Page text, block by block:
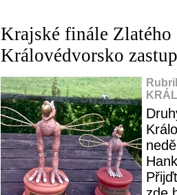
Krajské finále
Královédvorsko